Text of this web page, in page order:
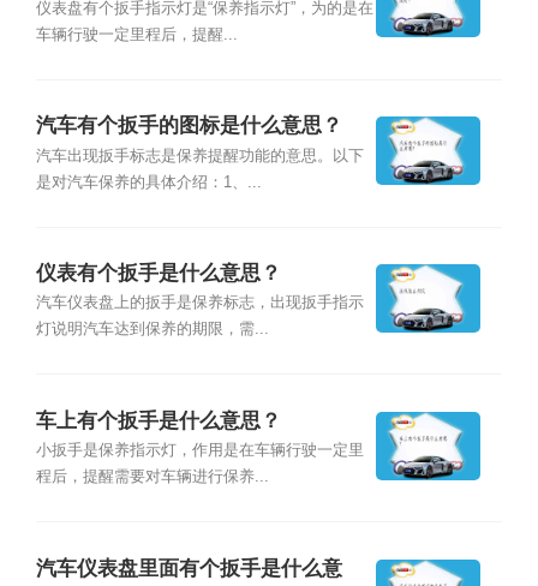
仪表盘有个扳手指示灯是“保养指示灯”，为的是在
车辆行驶一定里程后，提醒...
汽车有个扳手的图标是什么意思？
汽车出现扳手标志是保养提醒功能的意思。以下
是对汽车保养的具体介绍：1、...
仪表有个扳手是什么意思？
汽车仪表盘上的扳手是保养标志，出现扳手指示
灯说明汽车达到保养的期限，需...
车上有个扳手是什么意思？
小扳手是保养指示灯，作用是在车辆行驶一定里
程后，提醒需要对车辆进行保养...
汽车仪表盘里面有个扳手是什么意